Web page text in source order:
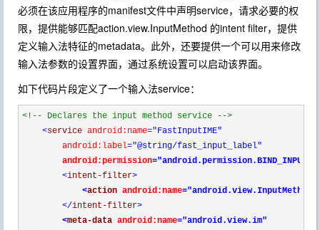
必须在该应用程序的manifest文件中声明service，请求必要的权
限，提供能够匹配action.view.InputMethod 的intent filter，提供
定义输入法特征的metadata。此外，还要提供一个可以用来修改
输入法参数的设置界面，通过系统设置可以启动该界面。
如下代码片段定义了一个输入法service：
<!-- Declares the input method service
-->
<service android:name="FastInputIME"
        android:label
="@string/fast_input_label"
        android:permission
<intent-filter>
<action android:name="android.view.InputMethod"
</intent-filter>
<meta-data android:name="android.view.im"